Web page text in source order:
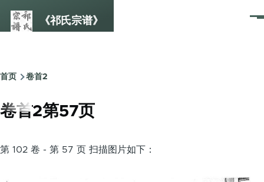
《祁氏宗谱》
菜
面
包
屑
首页 卷首2
卷首2第57页
第 102 卷 - 第 57 页 扫描图片如下：